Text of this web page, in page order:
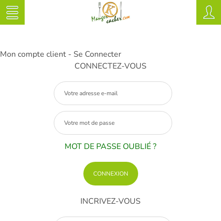
Mon compte client - Se Connecter
CONNECTEZ-VOUS
MOT DE PASSE OUBLIÉ ?
INCRIVEZ-VOUS